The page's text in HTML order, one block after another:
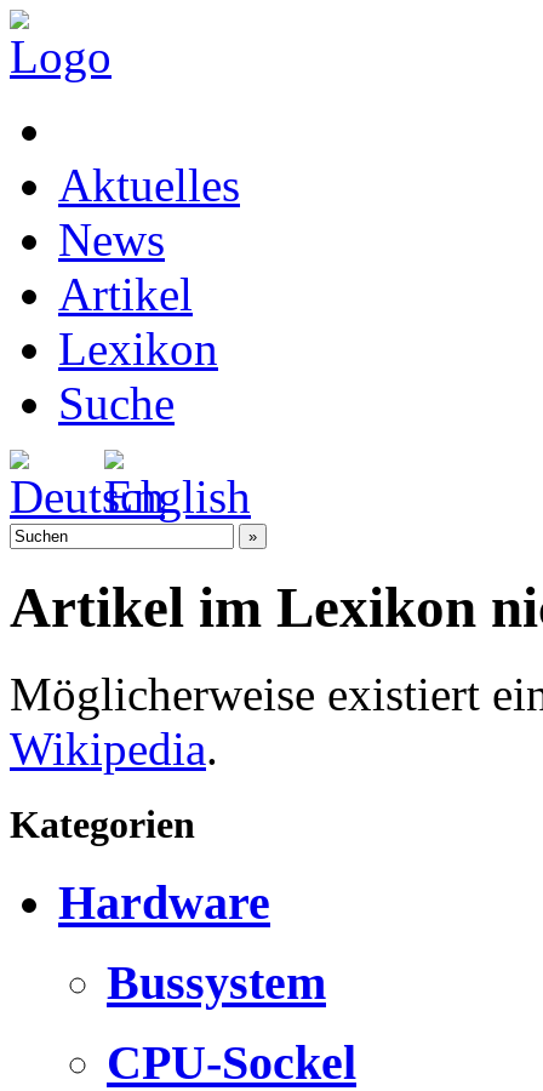
Aktuelles
News
Artikel
Lexikon
Suche
Artikel im Lexikon
Möglicherweise existiert
Wikipedia.
Kategorien
Hardware
Bussystem
CPU-Sockel